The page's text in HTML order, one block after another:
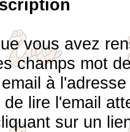
vous avez
champs mot
à
lire l'email
sur un